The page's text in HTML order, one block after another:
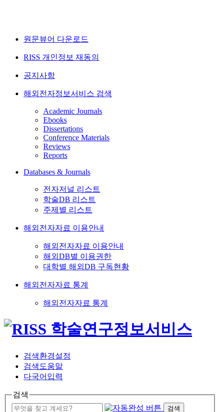
원문뷰어 다운로드
RISS 개인정보 재동의
공지사항
해외전자정보서비스 검색
Academic Journals
Ebooks
Dissertations
Conference Materials
Reviews
Reports
Databases & Journals
전자저널 리스트
학술DB 리스트
주제별 리스트
해외전자자료 이용안내
해외전자자료 이용안내
해외DB별 이용권한
대학별 해외DB 구독현황
해외전자자료 통계
해외전자자료 통계
검색환경설정
검색도움말
다국어입력
검색
검색